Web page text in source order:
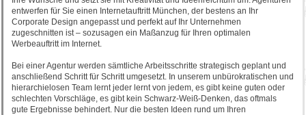
entwerfen für Sie einen Internetauftritt München, der bestens an Ihr
Corporate Design angepasst und perfekt auf Ihr Unternehmen
zugeschnitten ist – sozusagen ein Maßanzug für Ihren optimalen
Werbeauftritt im Internet.
Bei einer Agentur werden sämtliche Arbeitsschritte strategisch geplant und
anschließend Schritt für Schritt umgesetzt. In unserem unbürokratischen und
hierarchielosen Team lernt jeder lernt von jedem, es gibt keine guten oder
schlechten Vorschläge, es gibt kein Schwarz-Weiß-Denken, das oftmals
gute Ergebnisse behindert. Nur die besten Ideen rund um Ihren